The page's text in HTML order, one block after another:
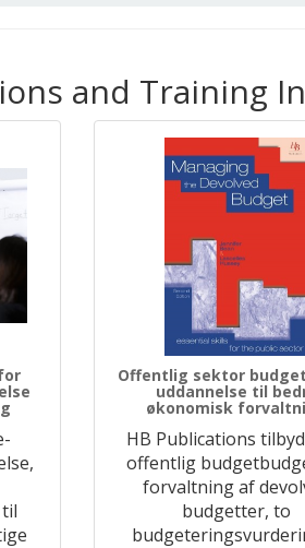
and Training
Offentlig sektor
uddannelse til
økonomisk
HB Publications
offentlig
forvaltning af
budgetter, to